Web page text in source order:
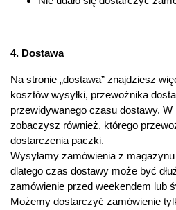
4. Dostawa
Na stronie „dostawa” znajdziesz
kosztów wysyłki, przewoźnika
przewidywanego czasu dostawy.
zobaczysz również, którego
dostarczenia paczki.
Wysyłamy zamówienia z
dlatego czas dostawy może być
zamówienie przed weekendem lub
Możemy dostarczyć zamówienie